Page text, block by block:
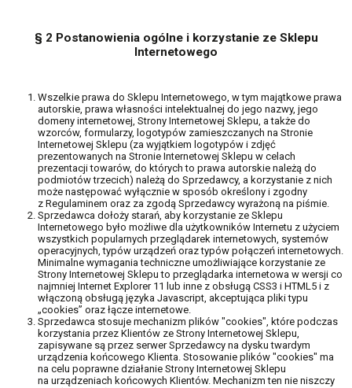
§ 2 Postanowienia ogólne i korzystanie ze Sklepu
Internetowego
Wszelkie prawa do Sklepu Internetowego, w tym majątkowe prawa
autorskie, prawa własności intelektualnej do jego nazwy, jego
domeny internetowej, Strony Internetowej Sklepu, a także do
wzorców, formularzy, logotypów zamieszczanych na Stronie
Internetowej Sklepu (za wyjątkiem logotypów i zdjęć
prezentowanych na Stronie Internetowej Sklepu w celach
prezentacji towarów, do których to prawa autorskie należą do
podmiotów trzecich) należą do Sprzedawcy, a korzystanie z nich
może następować wyłącznie w sposób określony i zgodny
z Regulaminem oraz za zgodą Sprzedawcy wyrażoną na piśmie.
Sprzedawca dołoży starań, aby korzystanie ze Sklepu
Internetowego było możliwe dla użytkowników Internetu z użyciem
wszystkich popularnych przeglądarek internetowych, systemów
operacyjnych, typów urządzeń oraz typów połączeń internetowych.
Minimalne wymagania techniczne umożliwiające korzystanie ze
Strony Internetowej Sklepu to przeglądarka internetowa w wersji co
najmniej Internet Explorer 11 lub inne z obsługą CSS3 i HTML5 i z
włączoną obsługą języka Javascript, akceptująca pliki typu
„cookies” oraz łącze internetowe.
Sprzedawca stosuje mechanizm plików "cookies", które podczas
korzystania przez Klientów ze Strony Internetowej Sklepu,
zapisywane są przez serwer Sprzedawcy na dysku twardym
urządzenia końcowego Klienta. Stosowanie plików "cookies" ma
na celu poprawne działanie Strony Internetowej Sklepu
na urządzeniach końcowych Klientów. Mechanizm ten nie niszczy